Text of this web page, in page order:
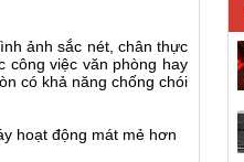
ảnh sắc nét, chân thực
công việc văn phòng hay
có khả năng chống chói
hoạt động mát mẻ hơn